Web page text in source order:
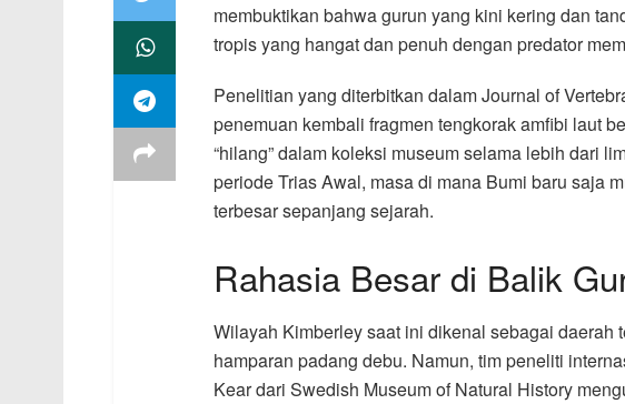
membuktikan bahwa gurun yang kini kering dan
tropis yang hangat dan penuh dengan predator
Penelitian yang diterbitkan dalam Journal of
penemuan kembali fragmen tengkorak amfibi laut
“hilang” dalam koleksi museum selama lebih dari
periode Trias Awal, masa di mana Bumi baru saja
terbesar sepanjang sejarah.
Rahasia Besar di Balik
Wilayah Kimberley saat ini dikenal sebagai daerah
hamparan padang debu. Namun, tim peneliti
Kear dari Swedish Museum of Natural History